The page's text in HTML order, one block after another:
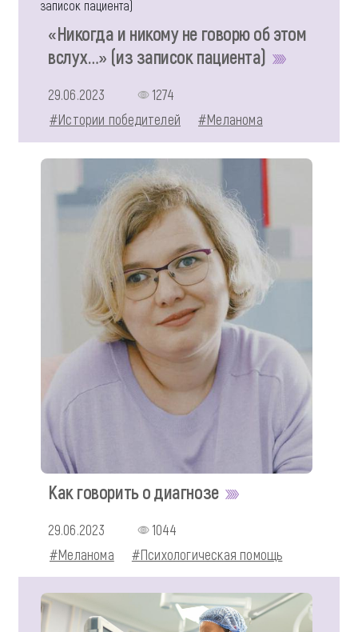
«Никогда и никому не говорю об этом
вслух…» (из записок пациента)
29.06.2023
1274
#Истории победителей
#Меланома
Как говорить о диагнозе
29.06.2023
1044
#Меланома
#Психологическая помощь